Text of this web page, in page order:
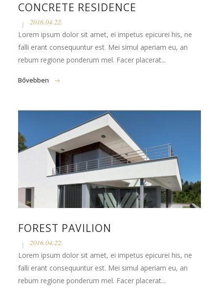
CONCRETE RESIDENCE
2016.04.22.
Lorem ipsum dolor sit amet, ei impetus epicurei his, ne
falli erant consequuntur est. Mei simul aperiam eu, an
rebum regione ponderum mel. Facer placerat...
Bővebben
FOREST PAVILION
2016.04.22.
Lorem ipsum dolor sit amet, ei impetus epicurei his, ne
falli erant consequuntur est. Mei simul aperiam eu, an
rebum regione ponderum mel. Facer placerat...